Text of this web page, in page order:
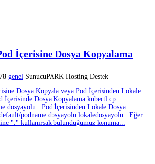
İçerisine Dosya Kopyalama
genel SunucuPARK Hosting Destek
Dosya Kopyala veya Pod İçerisinden Lokale
Dosya Kopyalama kubectl cp
Pod İçerisinden Lokale Dosya
podname:dosyayolu lokaledosyayolu Eğer
"." kullanırsak bulunduğumuz konuma...